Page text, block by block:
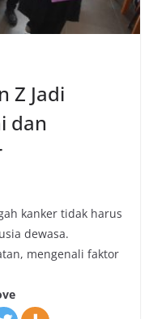
Z Jadi
dan
kanker tidak harus
dewasa.
mengenali faktor